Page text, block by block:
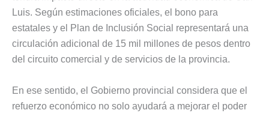
Luis. Según estimaciones oficiales, el bono para
estatales y el Plan de Inclusión Social representará una
circulación adicional de 15 mil millones de pesos dentro
del circuito comercial y de servicios de la provincia.
En ese sentido, el Gobierno provincial considera que el
refuerzo económico no solo ayudará a mejorar el poder